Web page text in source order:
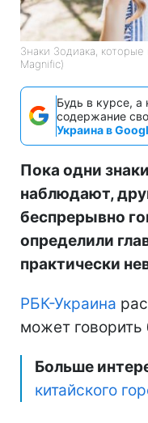
Знаки Зодиака, которые
Magnific)
Будь в курсе, а
содержание
Украина в
Пока одни
наблюдают,
беспрерывно
определили
практически
РБК-Украина
может говорить
Больше
китайского